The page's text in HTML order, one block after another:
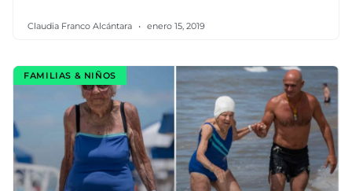
Claudia Franco Alcántara enero 15, 2019
FAMILIAS & NIÑOS